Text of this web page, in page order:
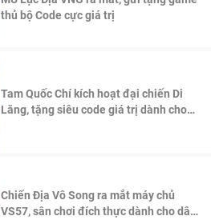
thủ bộ Code cực giá trị
Tam Quốc Chí kích hoạt đại chiến Di
Lăng, tặng siêu code giá trị dành cho
Chiến Địa Vô Song ra mắt máy chủ
VS57, sân chơi đích thực dành cho dân